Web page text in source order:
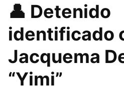
👤 Detenido
identificado
Jacquema
“Yimi”